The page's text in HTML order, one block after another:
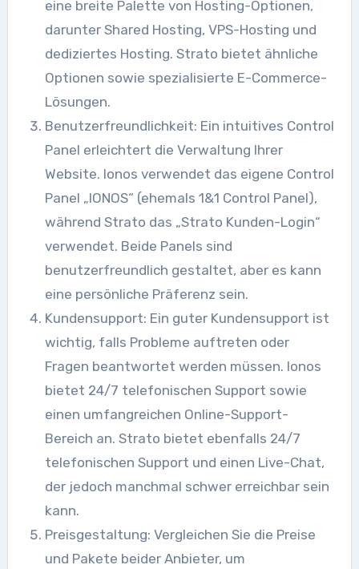
eine breite Palette von Hosting-Optionen,
darunter Shared Hosting, VPS-Hosting und
dediziertes Hosting. Strato bietet ähnliche
Optionen sowie spezialisierte E-Commerce-
Lösungen.
Benutzerfreundlichkeit: Ein intuitives Control
Panel erleichtert die Verwaltung Ihrer
Website. Ionos verwendet das eigene Control
Panel „IONOS“ (ehemals 1&1 Control Panel),
während Strato das „Strato Kunden-Login“
verwendet. Beide Panels sind
benutzerfreundlich gestaltet, aber es kann
eine persönliche Präferenz sein.
Kundensupport: Ein guter Kundensupport ist
wichtig, falls Probleme auftreten oder
Fragen beantwortet werden müssen. Ionos
bietet 24/7 telefonischen Support sowie
einen umfangreichen Online-Support-
Bereich an. Strato bietet ebenfalls 24/7
telefonischen Support und einen Live-Chat,
der jedoch manchmal schwer erreichbar sein
kann.
Preisgestaltung: Vergleichen Sie die Preise
und Pakete beider Anbieter, um